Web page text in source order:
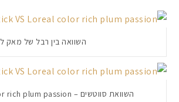
השוואה בין רבל של מאק
השוואת סווטשים – MAC REBEL Lipstick VS Loreal color rich plum passion